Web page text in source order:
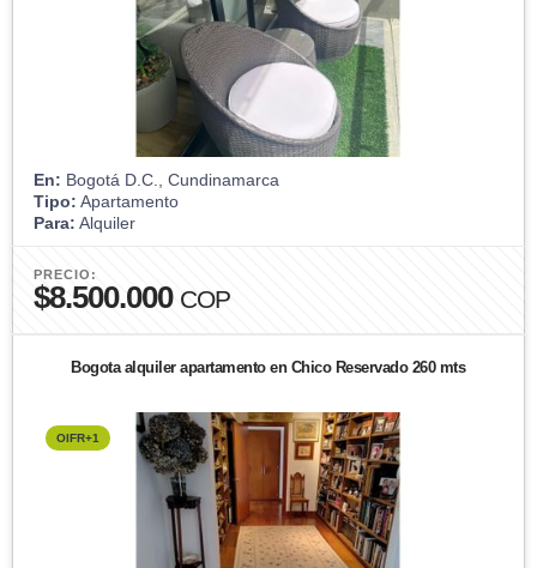
En: Bogotá D.C., Cundinamarca
Tipo: Apartamento
Para: Alquiler
PRECIO:
$8.500.000 COP
Bogota alquiler apartamento en Chico Reservado 260 mts
OIFR+1